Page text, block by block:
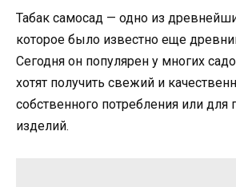
Табак самосад — одно из
которое было известно еще
Сегодня он популярен у многих
хотят получить свежий и
собственного потребления или для
изделий.